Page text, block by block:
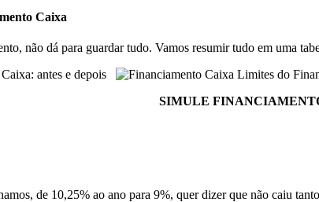
Caixa
não dá para guardar tudo. Vamos resumir tudo em uma
antes e depois
Limites do
SIMULE
de 10,25% ao ano para 9%, quer dizer que não caiu